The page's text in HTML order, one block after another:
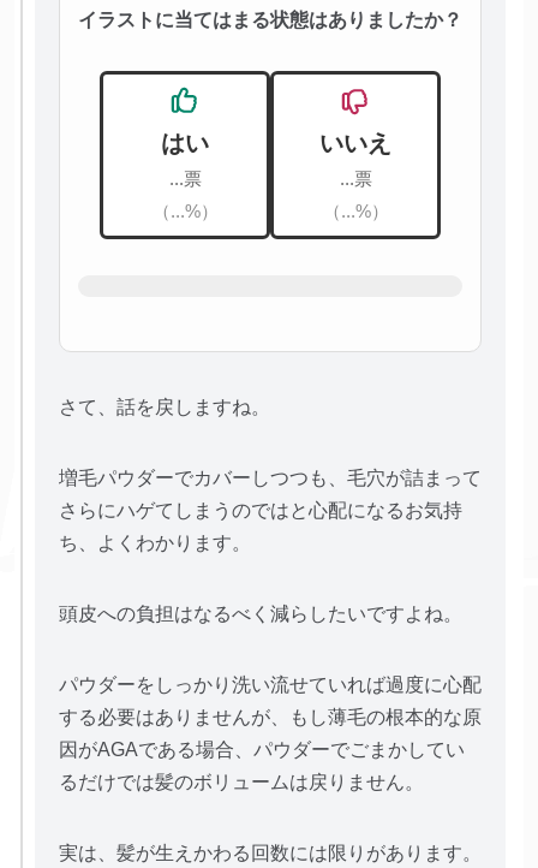
イラストに当てはまる状態はありましたか？
はい
...票
（...%）
いいえ
...票
（...%）
さて、話を戻しますね。
増毛パウダーでカバーしつつも、毛穴が詰まって
さらにハゲてしまうのではと心配になるお気持
ち、よくわかります。
頭皮への負担はなるべく減らしたいですよね。
パウダーをしっかり洗い流せていれば過度に心配
する必要はありませんが、もし薄毛の根本的な原
因がAGAである場合、パウダーでごまかしてい
るだけでは髪のボリュームは戻りません。
実は、髪が生えかわる回数には限りがあります。